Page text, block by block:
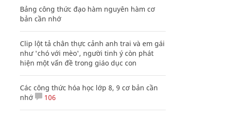
Bảng công thức đạo hàm nguyên hàm cơ
bản cần nhớ
Clip lột tả chân thực cảnh anh trai và em gái
như 'chó với mèo', người tinh ý còn phát
hiện một vấn đề trong giáo dục con
Các công thức hóa học lớp 8, 9 cơ bản cần
nhớ
106